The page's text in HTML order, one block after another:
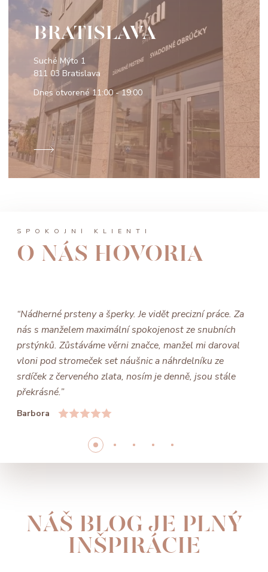
BRATISLAVA
Suché Mýto 1
811 03 Bratislava
Dnes otvorené11:00 - 19:00
SPOKOJNÍ KLIENTI
O NÁS HOVORIA
“Nádherné prsteny a šperky. Je vidět precizní práce. Za
nás s manželem maximální spokojenost ze snubních
prstýnků. Zůstáváme věrni značce, manžel mi daroval
vloni pod stromeček set náušnic a náhrdelníku ze
srdíček z červeného zlata, nosím je denně, jsou stále
překrásné.”
Barbora
NÁŠ BLOG JE PLNÝ
INŠPIRÁCIE